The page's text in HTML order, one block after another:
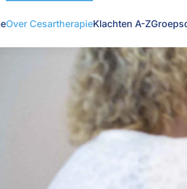
Over CesartherapieKlachten A-Z